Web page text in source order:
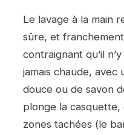
Le lavage à la main
sûre, et
contraignant qu’il
jamais chaude, avec
douce ou de savon
plonge la
zones tachées (le